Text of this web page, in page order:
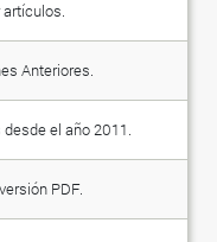
Anteriores.
el año 2011.
PDF.